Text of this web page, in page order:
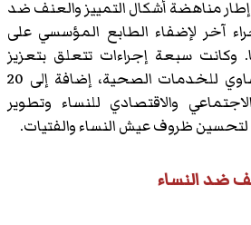
في إطار مناهضة أشكال التمييز والعنف ضد
وتم تنفيذ 37 إجراء آخر لإضفاء الطابع المؤسسي على
وكانت سبعة إجراءات تتعلق بتعزيز
الولوج المنصف والمتساوي للخدمات الصحية، إضافة إلى 20
والاقتصادي للنساء وتطوير
لتحسين ظروف عيش النساء والفتيات.
ضد النساء